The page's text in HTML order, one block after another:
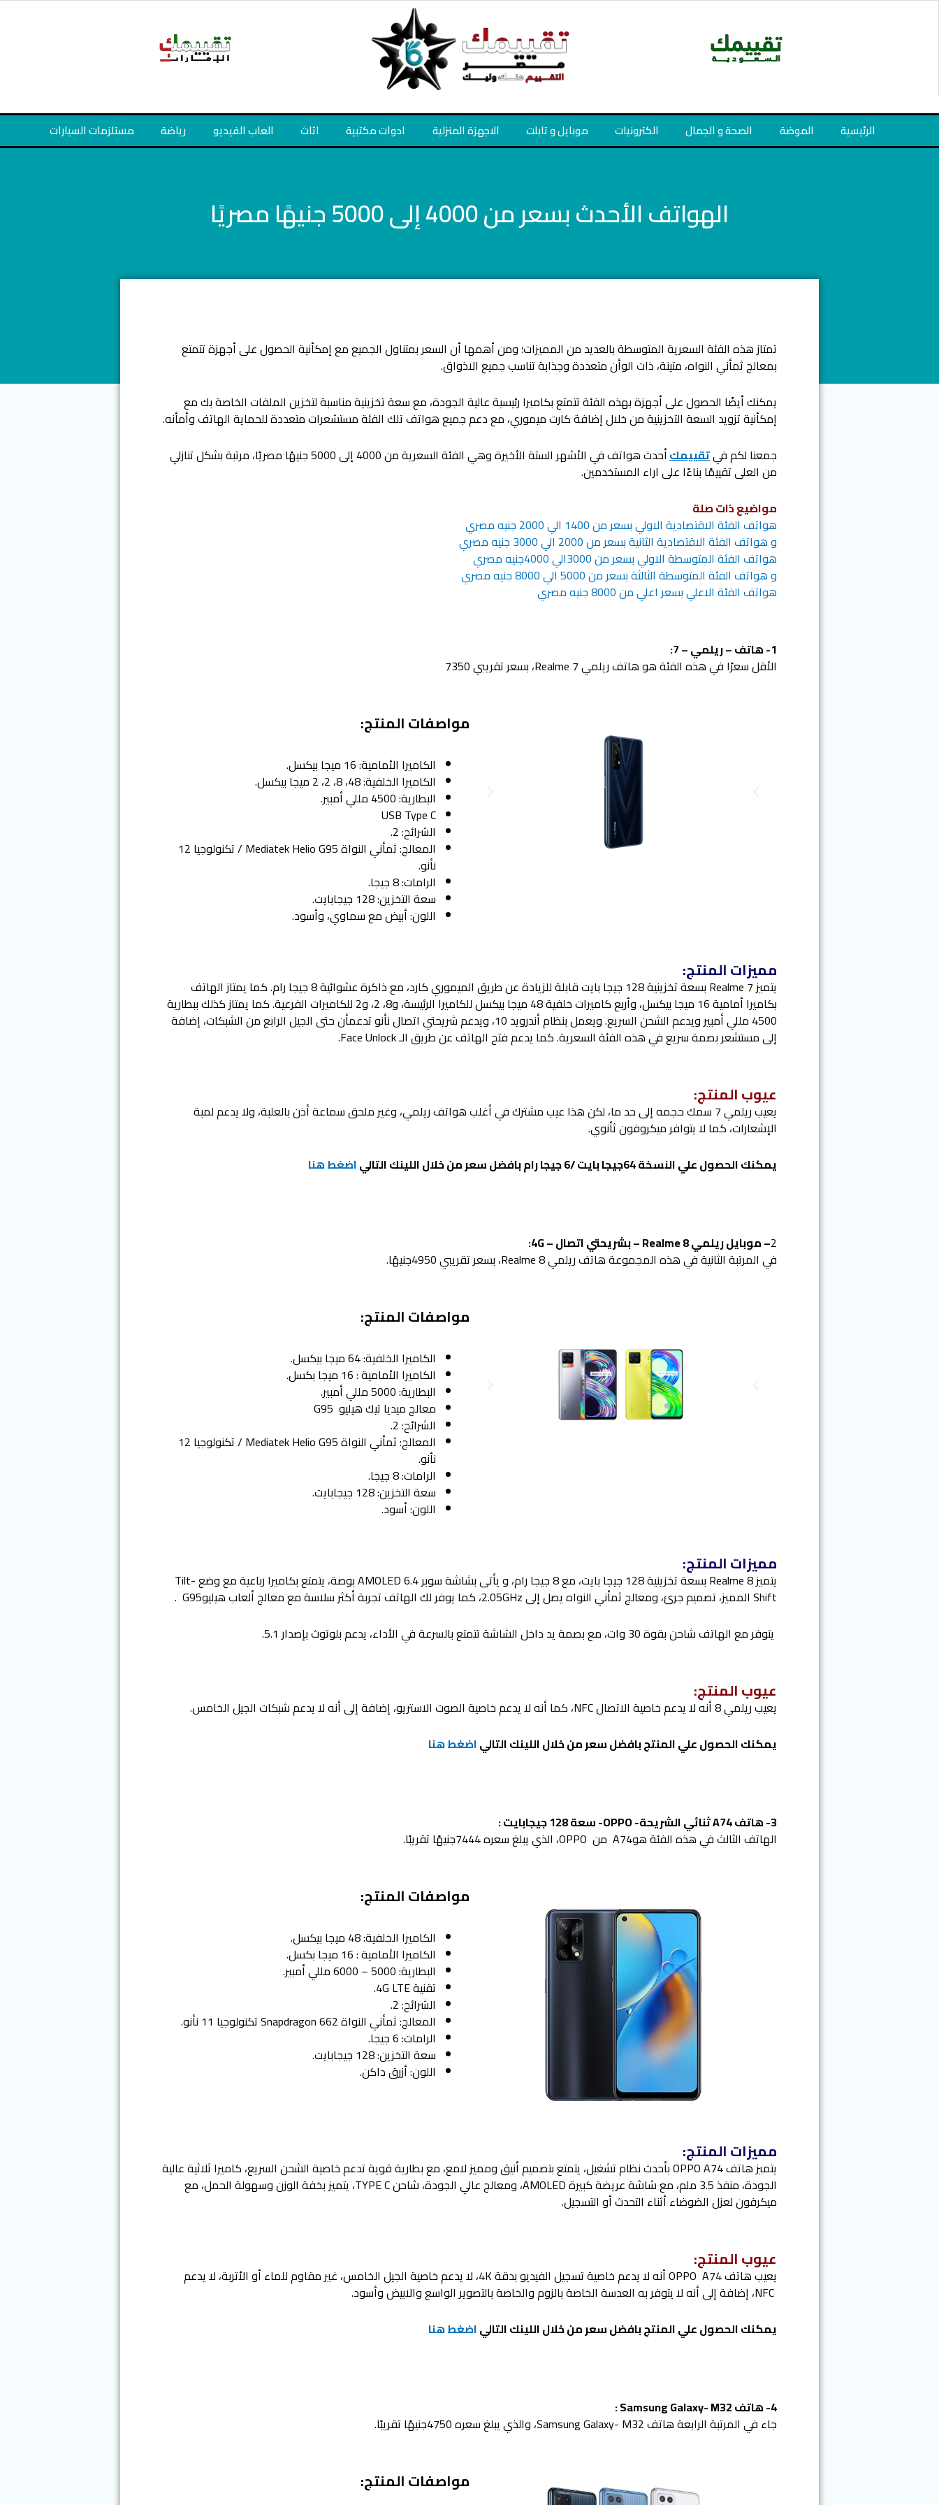
تخطي
الرئيسية الموضة الصحة و الجمال الكترونيات موبايل و تابلت الاجهزة المنزلية ادوات مكتبية اثاث العاب الفيديو رياضة مستلزمات السيارات
الهواتف الأحدث بسعر من 4000 إلى 5000 جنيهًا مصريًا
تمتاز هذه الفئة السعرية المتوسطة بالعديد من المميزات؛ ومن أهمها أن السعر بمتناول الجميع مع إمكأنية الحصول على أجهزة تتمتع
بمعالج ثمأني النواه، متينة، ذات الوأن متعددة وجذابة تناسب جميع الاذواق.
يمكنك أيضًا الحصول على أجهزة بهذه الفئة تتمتع بكاميرا رئيسية عالية الجودة، مع سعة تخزينية مناسبة لتخزين الملفات الخاصة بك مع
إمكأنية تزويد السعة التخزينية من خلال إضافة كارت ميموري، مع دعم جميع هواتف تلك الفئة مستشعرات متعددة للحماية الهاتف وأمأنه.
جمعنا لكم فيتقييمك
أحدث هواتف في الأشهر الستة الأخيرة وهي الفئة السعرية من 4000 إلى 5000 جنيهًا مصريًا، مرتبة بشكل تنازلي
من العلى تقييمًا بناءًا على اراء المستخدمين.
مواضيع ذات صلة
هواتف الفئة الاقتصادية الاولي بسعر من 1400 الي 2000 جنيه مصري
و هواتف الفئة الاقتصادية الثانية بسعر من 2000 الي 3000 جنيه مصري
هواتف الفئة المتوسطة الاولي بسعر من 3000الي 4000جنيه مصري
و هواتف الفئة المتوسطة الثالثة بسعر من 5000 الي 8000 جنيه مصري
هواتف الفئة الاعلي بسعر اعلي من 8000 جنيه مصري
1- هاتف – ريلمي – 7:
الأقل سعرًا في هذه الفئة هو هاتف ريلمي Realme 7، بسعر تقريبي 7350
مواصفات المنتج:
الكاميرا الأمامية: 16 ميجا بيكسل.
الكاميرا الخلفية: 48، 8، 2، 2 ميجا بيكسل.
البطارية: 4500 مللي أمبير.
USB Type C
الشرائح: 2.
المعالج: ثمأني النواة Mediatek Helio G95 / تكنولوجيا 12
نأنو.
الرامات: 8 جيجا.
سعة التخزين: 128 جيجابايت.
اللون: أبيض مع سماوي، وأسود.
مميزات المنتج:
يتميز Realme 7 بسعة تخزينية 128 جيجا بايت قابلة للزيادة عن طريق الميموري كارد، مع ذاكرة عشوائية 8 جيجا رام. كما يمتاز الهاتف
بكاميرا أمامية 16 ميجا بيكسل، وأربع كاميرات خلفية 48 ميجا بيكسل للكاميرا الرئيسة، و8، 2، و2 للكاميرات الفرعية. كما يمتاز كذلك ببطارية
4500 مللي أمبير ويدعم الشحن السريع. ويعمل بنظام أندرويد 10، ويدعم شريحتي اتصال نأنو تدعمأن حتى الجيل الرابع من الشبكات، إضافة
إلى مستشعر بصمة سريع في هذه الفئة السعرية. كما يدعم فتح الهاتف عن طريق الـ Face Unlock.
عيوب المنتج:
يعيب ريلمي 7 سمك حجمه إلى حد ما، لكن هذا عيب مشترك في أغلب هواتف ريلمي، وغير ملحق سماعة أذن بالعلبة، ولا يدعم لمبة
الإشعارات، كما لا يتوافر ميكروفون ثأنوي.
يمكنك الحصول علي النسخة 64جيجا بايت /6 جيجا رام بافضل سعر من خلال اللينك التالي
اضغط هنا
2– موبايل ريلمي 8 Realme – بشريحتي اتصال – 4G:
في المرتبة الثانية في هذه المجموعة هاتف ريلمي Realme 8، بسعر تقريبي 4950جنيهًا.
مواصفات المنتج:
الكاميرا الخلفية: 64 ميجا بيكسل.
الكاميرا الأمامية : 16 ميجا بكسل.
البطارية: 5000 مللي أمبير.
معالج ميديا تيك هيليو G95
الشرائح: 2.
المعالج: ثمأني النواة Mediatek Helio G95 / تكنولوجيا 12
نأنو.
الرامات: 8 جيجا.
سعة التخزين: 128 جيجابايت.
اللون: أسود.
مميزات المنتج:
يتميز Realme 8 بسعة تخزينية 128 جيجا بايت، مع 8 جيجا رام، و يأتى بشاشة سوبر AMOLED 6.4 بوصة، يتمتع بكاميرا رباعية مع وضع Tilt-
Shift المميز، تصميم جرئ، ومعالج ثمأني النواه يصل إلى 2.05GHz، كما يوفر لك الهاتف تجربة أكثر سلاسة مع معالج ألعاب هيليوG95 .
يتوفر مع الهاتف شاحن بقوة 30 وات، مع بصمة يد داخل الشاشة تتمتع بالسرعة في الأداء، يدعم بلوتوث بإصدار 5.1.
عيوب المنتج:
يعيب ريلمي 8 أنه لا يدعم خاصية الاتصال NFC، كما أنه لا يدعم خاصية الصوت الاستريو، إضافة إلى أنه لا يدعم شبكات الجيل الخامس.
يمكنك الحصول علي المنتج بافضل سعر من خلال اللينك التالياضغط هنا
3- هاتف A74 ثنائي الشريحة- OPPO- سعة 128 جيجابايت :
الهاتف الثالث في هذه الفئة هوA74 من OPPO، الذي يبلغ سعره 7444جنيهًا تقريبًا.
مواصفات المنتج:
الكاميرا الخلفية: 48 ميجا بيكسل.
الكاميرا الأمامية : 16 ميجا بكسل.
البطارية: 5000 – 6000 مللي أمبير.
تقنية 4G LTE.
الشرائح: 2.
المعالج: ثمأني النواة Snapdragon 662 تكنولوجيا 11 نأنو.
الرامات: 6 جيجا.
سعة التخزين: 128 جيجابايت.
اللون: أزرق داكن.
مميزات المنتج:
يتميز هاتف OPPO A74 بأحدث نظام تشغيل، يتمتع بتصميم أنيق ومميز لامع، مع بطارية قوية تدعم خاصية الشحن السريع، كاميرا ثلاثية عالية
الجودة، منفذ 3.5 ملم، مع شاشة عريضة كبيرة AMOLED، ومعالج عالي الجودة، شاحن TYPE C، يتميز بخفة الوزن وسهولة الحمل، مع
ميكرفون لعزل الضوضاء أثناء التحدث أو التسجيل.
عيوب المنتج:
يعيب هاتف OPPO A74 أنه لا يدعم خاصية تسجيل الفيديو بدقة 4K، لا يدعم خاصية الجيل الخامس، غير مقاوم للماء أو الأتربة، لا يدعم
يمكنك الحصول علي المنتج بافضل سعر من خلال اللينك التالياضغط هنا
4- هاتف Samsung Galaxy- M32 :
جاء في المرتبة الرابعة هاتف Samsung Galaxy- M32، والذي يبلغ سعره 4750جنيهًا تقريبًا.
مواصفات المنتج: